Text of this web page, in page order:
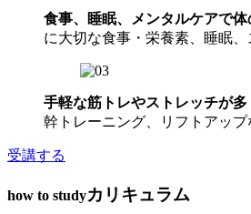
食事、睡眠、メンタルケアで
に大切な食事・栄養素、睡眠
手軽な筋トレやストレッチが
幹トレーニング、リフトアッ
受講する
how to studyカリキュラム